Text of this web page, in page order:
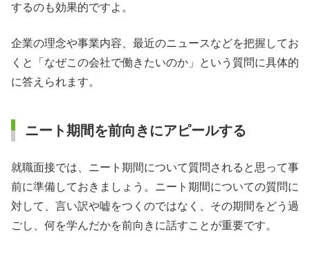
するのも効果的ですよ。
企業の理念や事業内容、最近のニュースなどを把握してお
くと「なぜこの会社で働きたいのか」という質問に具体的
に答えられます。
ニート期間を前向きにアピールする
就職面接では、ニート期間について質問されると思って事
前に準備しておきましょう。ニート期間についての質問に
対して、言い訳や嘘をつくのではなく、その期間をどう過
ごし、何を学んだかを前向きに話すことが重要です。